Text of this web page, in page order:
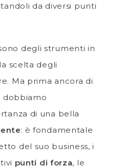
da diversi punti
degli strumenti in
scelta degli
Ma prima ancora di
dobbiamo
di una bella
: è fondamentale
del suo business, i
punti di forza, le